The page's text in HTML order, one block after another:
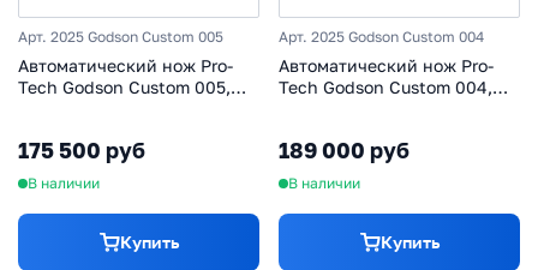
Арт. 2025 Godson Custom 005
Автоматический нож Pro-
Tech Godson Custom 005,
синий/Ivory
175 500 руб
В наличии
Купить
Арт. 2025 Godson Custom 004
Автоматический нож Pro-
Tech Godson Custom 004,
мастодонт, синий
189 000 руб
В наличии
Купить